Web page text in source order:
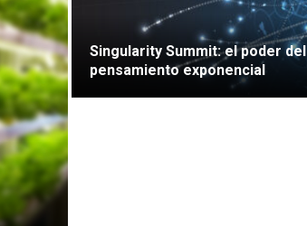
Singularity Summit: el poder del
pensamiento exponencial